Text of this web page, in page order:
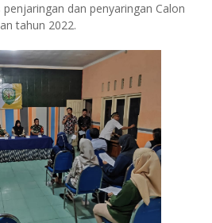
dan penyaringan Calon
tahun 2022.